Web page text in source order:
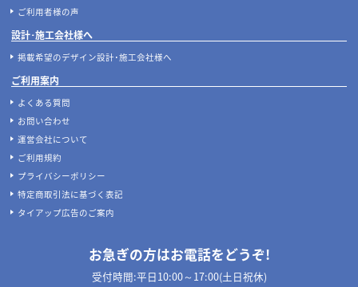
ご利用者様の声
設計･施工会社様へ
掲載希望のデザイン設計･施工会社様へ
ご利用案内
よくある質問
お問い合わせ
運営会社について
ご利用規約
プライバシーポリシー
特定商取引法に基づく表記
タイアップ広告のご案内
お急ぎの方はお電話をどうぞ!
受付時間:平日10:00～17:00(土日祝休)